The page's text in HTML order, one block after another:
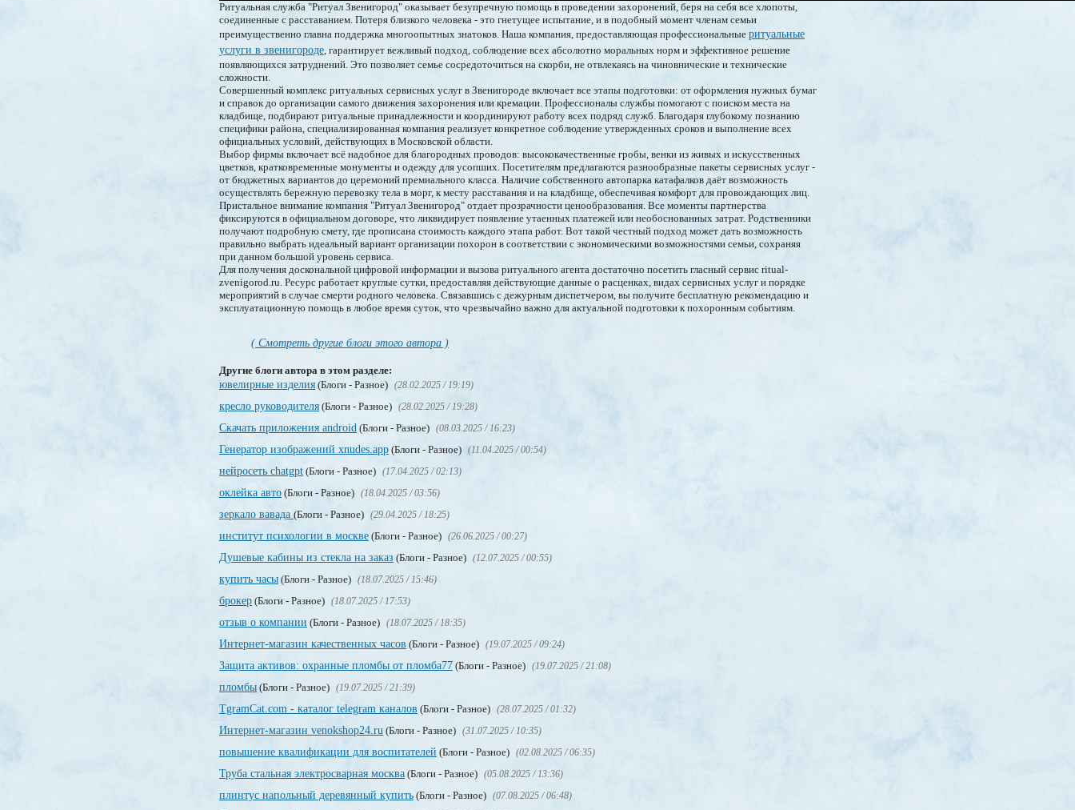
Ритуальная служба "Ритуал Звенигород" оказывает безупречную помощь в проведении захоронений, беря на себя все хлопоты,
соединенные с расставанием. Потеря близкого человека - это гнетущее испытание, и в подобный момент членам семьи
преимущественно главна поддержка многоопытных знатоков. Наша компания, предоставляющая профессиональные ритуальные
услуги в звенигороде, гарантирует вежливый подход, соблюдение всех абсолютно моральных норм и эффективное решение
появляющихся затруднений. Это позволяет семье сосредоточиться на скорби, не отвлекаясь на чиновнические и технические
сложности.
Совершенный комплекс ритуальных сервисных услуг в Звенигороде включает все этапы подготовки: от оформления нужных бумаг
и справок до организации самого движения захоронения или кремации. Профессионалы службы помогают с поиском места на
кладбище, подбирают ритуальные принадлежности и координируют работу всех подряд служб. Благодаря глубокому познанию
специфики района, специализированная компания реализует конкретное соблюдение утвержденных сроков и выполнение всех
официальных условий, действующих в Московской области.
Выбор фирмы включает всё надобное для благородных проводов: высококачественные гробы, венки из живых и искусственных
цветков, кратковременные монументы и одежду для усопших. Посетителям предлагаются разнообразные пакеты сервисных услуг -
от бюджетных вариантов до церемоний премиального класса. Наличие собственного автопарка катафалков даёт возможность
осуществлять бережную перевозку тела в морг, к месту расставания и на кладбище, обеспечивая комфорт для провождающих лиц.
Пристальное внимание компания "Ритуал Звенигород" отдает прозрачности ценообразования. Все моменты партнерства
фиксируются в официальном договоре, что ликвидирует появление утаенных платежей или необоснованных затрат. Родственники
получают подробную смету, где прописана стоимость каждого этапа работ. Вот такой честный подход может дать возможность
правильно выбрать идеальный вариант организации похорон в соответствии с экономическими возможностями семьи, сохраняя
при данном большой уровень сервиса.
Для получения доскональной цифровой информации и вызова ритуального агента достаточно посетить гласный сервис ritual-
zvenigorod.ru. Ресурс работает круглые сутки, предоставляя действующие данные о расценках, видах сервисных услуг и порядке
мероприятий в случае смерти родного человека. Связавшись с дежурным диспетчером, вы получите бесплатную рекомендацию и
эксплуатационную помощь в любое время суток, что чрезвычайно важно для актуальной подготовки к похоронным событиям.
( Смотреть другие блоги этого автора )
Другие блоги автора в этом разделе:
ювелирные изделия (Блоги - Разное) (28.02.2025 / 19:19)
кресло руководителя (Блоги - Разное) (28.02.2025 / 19:28)
Скачать приложения android (Блоги - Разное) (08.03.2025 / 16:23)
Генератор изображений xnudes.app (Блоги - Разное) (11.04.2025 / 00:54)
нейросеть chatgpt (Блоги - Разное) (17.04.2025 / 02:13)
оклейка авто (Блоги - Разное) (18.04.2025 / 03:56)
зеркало вавада (Блоги - Разное) (29.04.2025 / 18:25)
институт психологии в москве (Блоги - Разное) (26.06.2025 / 00:27)
Душевые кабины из стекла на заказ (Блоги - Разное) (12.07.2025 / 00:55)
купить часы (Блоги - Разное) (18.07.2025 / 15:46)
брокер (Блоги - Разное) (18.07.2025 / 17:53)
отзыв о компании (Блоги - Разное) (18.07.2025 / 18:35)
Интернет-магазин качественных часов (Блоги - Разное) (19.07.2025 / 09:24)
Защита активов: охранные пломбы от пломба77 (Блоги - Разное) (19.07.2025 / 21:08)
пломбы (Блоги - Разное) (19.07.2025 / 21:39)
TgramCat.com - каталог telegram каналов (Блоги - Разное) (28.07.2025 / 01:32)
Интернет-магазин venokshop24.ru (Блоги - Разное) (31.07.2025 / 10:35)
повышение квалификации для воспитателей (Блоги - Разное) (02.08.2025 / 06:35)
Труба стальная электросварная москва (Блоги - Разное) (05.08.2025 / 13:36)
плинтус напольный деревянный купить (Блоги - Разное) (07.08.2025 / 06:48)